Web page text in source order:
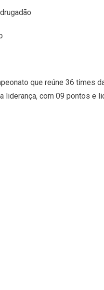
que reúne 36 times
liderança, com 09 pontos e